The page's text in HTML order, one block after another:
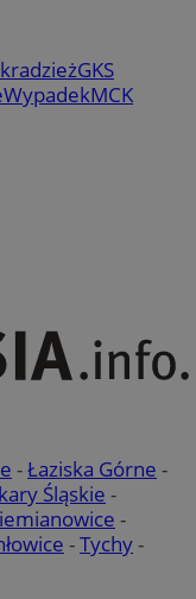
kradzieżGKS
WypadekMCK
-Łaziska Górne -
Śląskie -
-
-Tychy-